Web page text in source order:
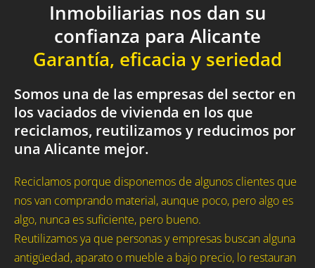
Inmobiliarias nos dan su
confianza para Alicante
Garantía, eficacia y seriedad
Somos una de las empresas del sector en
los vaciados de vivienda en los que
reciclamos, reutilizamos y reducimos por
una Alicante mejor.
Reciclamos porque disponemos de algunos clientes que
nos van comprando material, aunque poco, pero algo es
algo, nunca es suficiente, pero bueno.
Reutilizamos ya que personas y empresas buscan alguna
antigüedad, aparato o mueble a bajo precio, lo restauran